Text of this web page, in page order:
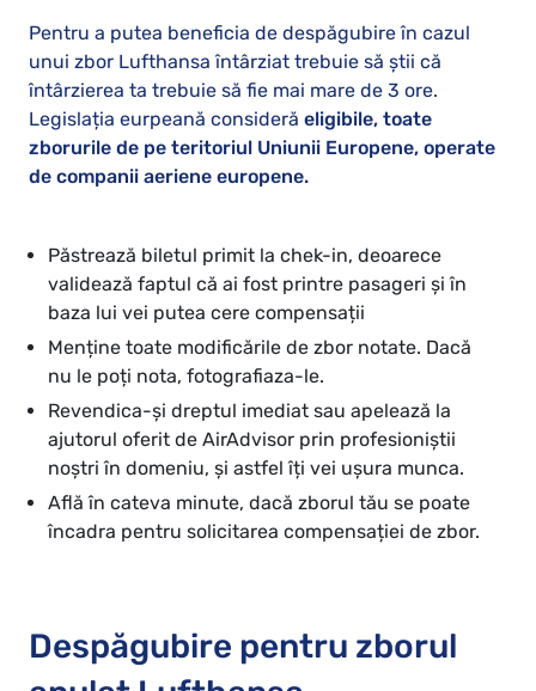
Pentru a putea beneficia de despăgubire în cazul
unui zbor Lufthansa întârziat trebuie să știi că
întârzierea ta trebuie să fie mai mare de 3 ore.
Legislația eurpeană consideră eligibile, toate
zborurile de pe teritoriul Uniunii Europene, operate
de companii aeriene europene.
Păstrează biletul primit la chek-in, deoarece
validează faptul că ai fost printre pasageri și în
baza lui vei putea cere compensații
Menține toate modificările de zbor notate. Dacă
nu le poți nota, fotografiaza-le.
Revendica-și dreptul imediat sau apelează la
ajutorul oferit de AirAdvisor prin profesioniștii
noștri în domeniu, și astfel îți vei ușura munca.
Află în cateva minute, dacă zborul tău se poate
încadra pentru solicitarea compensației de zbor.
Despăgubire pentru zborul